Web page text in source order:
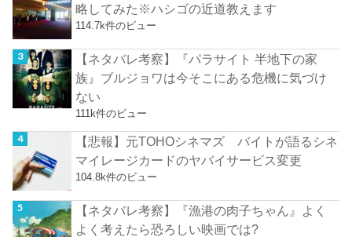
略してみた※ハシゴの近道教えます
114.7k件のビュー
【ネタバレ考察】『パラサイト 半地下の家
族』ブルジョワは今そこにある危機に気づけ
ない
111k件のビュー
【悲報】元TOHOシネマズ バイトが語るシネ
マイレージカードのヤバイサービス変更
104.8k件のビュー
【ネタバレ考察】『漁港の肉子ちゃん』よく
よく考えたら恐ろしい映画では?